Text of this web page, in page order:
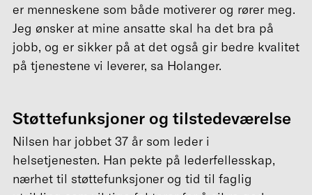
er menneskene som både motiverer og rører meg.
Jeg ønsker at mine ansatte skal ha det bra på
jobb, og er sikker på at det også gir bedre kvalitet
på tjenestene vi leverer, sa Holanger.
Støttefunksjoner og tilstedeværelse
Nilsen har jobbet 37 år som leder i
helsetjenesten. Han pekte på lederfellesskap,
nærhet til støttefunksjoner og tid til faglig